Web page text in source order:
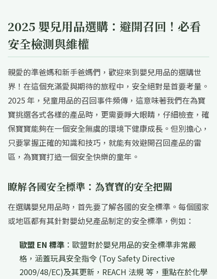
2025 嬰兒用品選購：避開召回！必看
安全檢測與維權
親愛的準爸媽和新手爸媽們，歡迎來到嬰兒用品的選購世
界！在這個充滿愛與期待的旅程中，安全絕對是首要考量。
2025 年，兒童用品的召回事件頻傳，這意味著我們在為寶
寶挑選各式各樣的產品時，更需要睜大眼睛，仔細檢查，確
保寶寶能夠在一個安全無虞的環境下健康成長。但別擔心，
只要掌握正確的知識和技巧，就能有效避開召回產品的雷
區，為寶寶打造一個安全快樂的童年。
瞭解各國安全標準：為寶寶的安全把關
在選購嬰兒用品時，首先要了解各國的安全標準。每個國家
或地區都有其針對嬰幼兒產品制定的安全標準，例如：
歐盟 EN 標準 ：歐盟對於嬰兒用品的安全標準非常嚴
格，涵蓋玩具安全指令 (Toy Safety Directive
2009/48/EC)及其更新，REACH 法規 等，重點在於化學